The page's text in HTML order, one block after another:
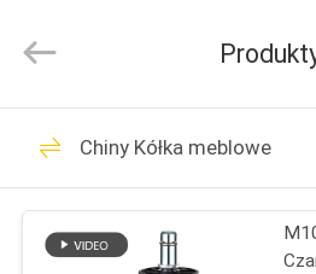
DOM
PRODUKTY
Metal
Rights
Kółka do
obciążeń
Chiny Kółka meblowe